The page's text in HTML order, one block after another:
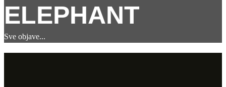
ELEPHANT
Sve objave...